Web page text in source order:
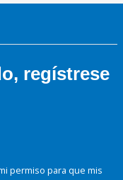
regístrese
permiso para que mis